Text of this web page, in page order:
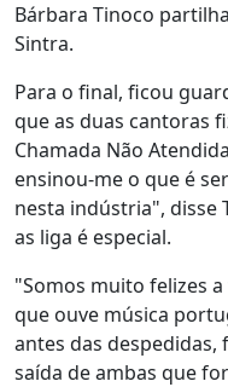
Bárbara Tinoco
Sintra.
Para o final, ficou
que as duas cantoras
Chamada Não
ensinou-me o que é
nesta indústria", disse
as liga é especial.
"Somos muito felizes
que ouve música
antes das
saída de ambas que